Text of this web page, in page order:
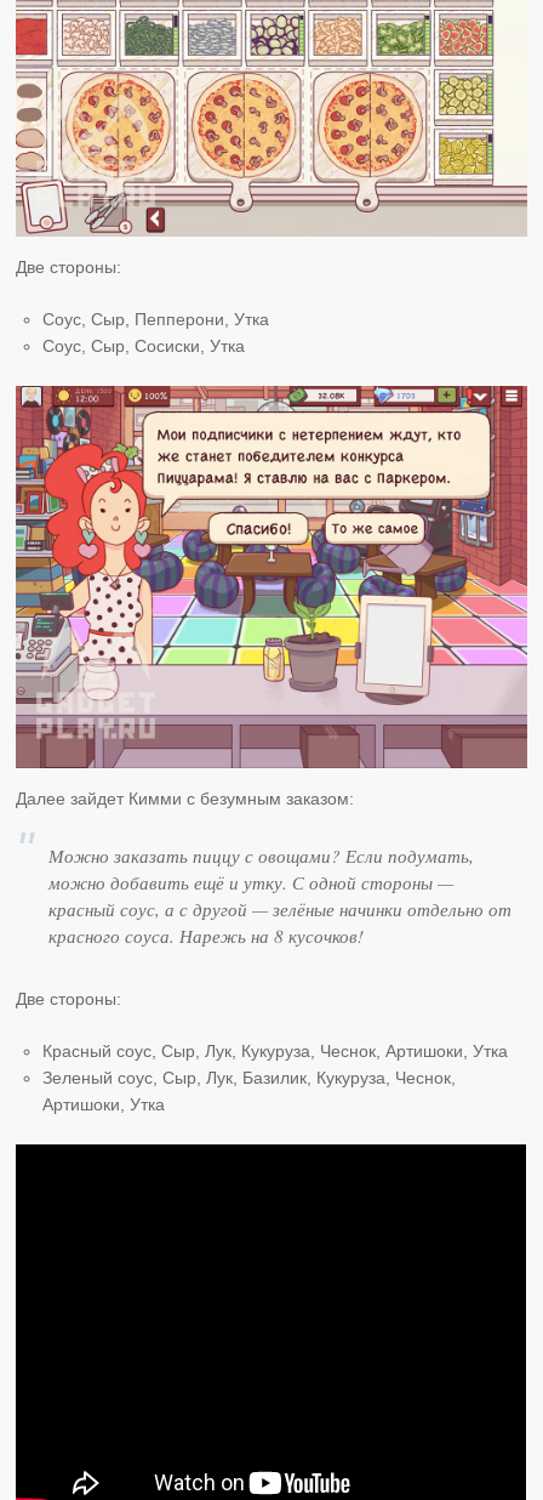
Две стороны:
Соус, Сыр, Пепперони, Утка
Соус, Сыр, Сосиски, Утка
Далее зайдет Кимми с безумным заказом:
Можно заказать пиццу с овощами? Если подумать,
можно добавить ещё и утку. С одной стороны —
красный соус, а с другой — зелёные начинки отдельно от
красного соуса. Нарежь на 8 кусочков!
Две стороны:
Красный соус, Сыр, Лук, Кукуруза, Чеснок, Артишоки, Утка
Зеленый соус, Сыр, Лук, Базилик, Кукуруза, Чеснок,
Артишоки, Утка